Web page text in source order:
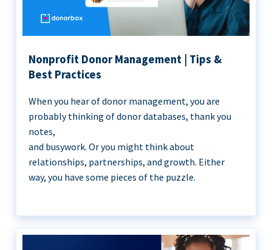
Nonprofit Donor Management | Tips &
Best Practices
When you hear of donor management, you are
probably thinking of donor databases, thank you
notes,
and busywork. Or you might think about
relationships, partnerships, and growth. Either
way, you have some pieces of the puzzle.